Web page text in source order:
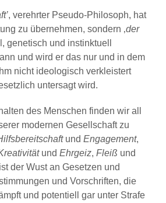
, verehrter Pseudo-Philosoph, hat
zu übernehmen, sondern ‚der
genetisch und instinktuell
und wird er das nur und in dem
nicht ideologisch verkleistert
untersagt wird.
des Menschen finden wir all
modernen Gesellschaft zu
undEngagement,
undEhrgeiz,Fleiß und
der Wust an Gesetzen und
und Vorschriften, die
und potentiell gar unter Strafe